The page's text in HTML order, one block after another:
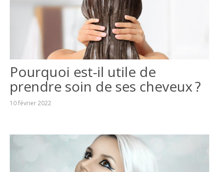
Pourquoi est-il utile de
prendre soin de ses cheveux ?
10 février 2022